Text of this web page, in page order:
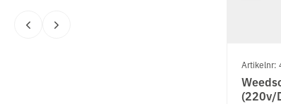
Artikelnr:
(220v/